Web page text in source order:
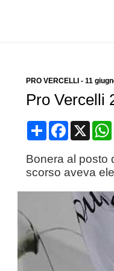
PRO VERCELLI - 11
Pro Vercelli
CondividiFacebook
X
Bonera al posto
scorso aveva